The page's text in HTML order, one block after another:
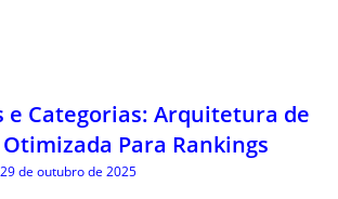
e Categorias: Arquitetura de
Para Rankings
29 de outubro de 2025